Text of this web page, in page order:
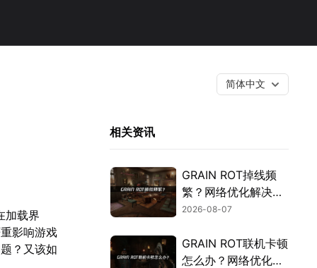
简体中文
加载界
影响游戏
？又该如
相关资讯
GRAIN ROT掉线频
繁？网络优化解决指
南！
2026-08-07
GRAIN ROT联机卡顿
怎么办？网络优化解